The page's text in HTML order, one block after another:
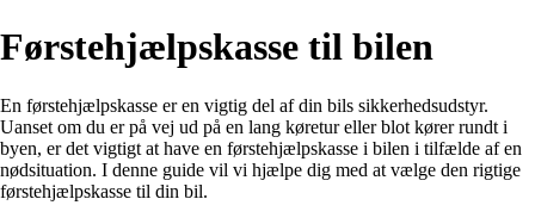
Førstehjælpskasse til bilen
En førstehjælpskasse er en vigtig del af din bils sikkerhedsudstyr.
Uanset om du er på vej ud på en lang køretur eller blot kører rundt i
byen, er det vigtigt at have en førstehjælpskasse i bilen i tilfælde af en
nødsituation. I denne guide vil vi hjælpe dig med at vælge den rigtige
førstehjælpskasse til din bil.